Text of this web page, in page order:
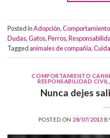
Posted inAdopción,
Dudas,Gatos,Perros,
Taggedanimales de compañía,
COMPORTAMIENTO
RESPONSABILIDAD CIVIL
Nunca dejes
POSTED ON 28/07/2013